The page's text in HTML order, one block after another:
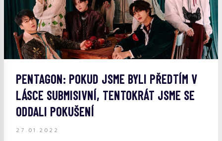
PENTAGON: POKUD JSME BYLI PŘEDTÍM V
LÁSCE SUBMISIVNÍ, TENTOKRÁT JSME SE
ODDALI POKUŠENÍ
27.01.2022